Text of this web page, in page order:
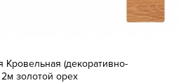
Кровельная (декоративно-
золотой орех